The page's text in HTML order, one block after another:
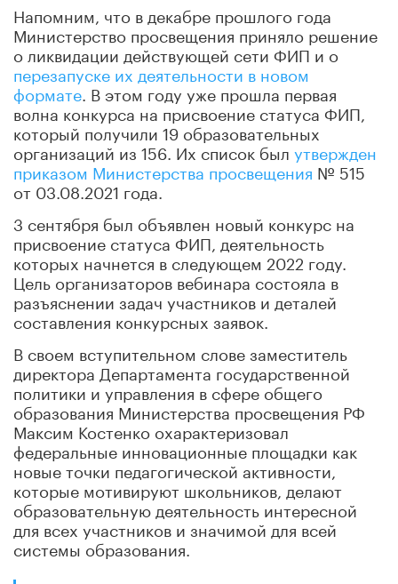
Напомним, что в декабре прошлого года
Министерство просвещения приняло решение
о ликвидации действующей сети ФИП и о
перезапуске их деятельности в новом
формате . В этом году уже прошла первая
волна конкурса на присвоение статуса ФИП,
который получили 19 образовательных
организаций из 156. Их список был утвержден
приказом Министерства просвещения № 515
от 03.08.2021 года.
3 сентября был объявлен новый конкурс на
присвоение статуса ФИП, деятельность
которых начнется в следующем 2022 году.
Цель организаторов вебинара состояла в
разъяснении задач участников и деталей
составления конкурсных заявок.
В своем вступительном слове заместитель
директора Департамента государственной
политики и управления в сфере общего
образования Министерства просвещения РФ
Максим Костенко охарактеризовал
федеральные инновационные площадки как
новые точки педагогической активности,
которые мотивируют школьников, делают
образовательную деятельность интересной
для всех участников и значимой для всей
системы образования.